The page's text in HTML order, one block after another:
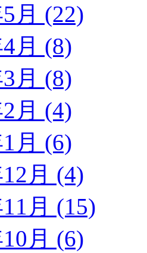
月 (22)
月 (8)
月 (8)
月 (4)
月 (6)
月 (4)
月 (15)
月 (6)